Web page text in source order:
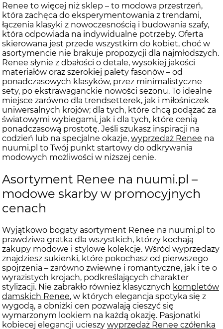
Renee to więcej niż sklep – to modowa przestrzeń,
która zachęca do eksperymentowania z trendami,
łączenia klasyki z nowoczesnością i budowania szafy,
która odpowiada na indywidualne potrzeby. Oferta
skierowana jest przede wszystkim do kobiet, choć w
asortymencie nie brakuje propozycji dla najmłodszych.
Renee słynie z dbałości o detale, wysokiej jakości
materiałów oraz szerokiej palety fasonów – od
ponadczasowych klasyków, przez minimalistyczne
sety, po ekstrawaganckie nowości sezonu. To idealne
miejsce zarówno dla trendsetterek, jak i miłośniczek
uniwersalnych krojów; dla tych, które chcą podążać za
światowymi wybiegami, jak i dla tych, które cenią
ponadczasową prostotę. Jeśli szukasz inspiracji na
codzień lub na specjalne okazje, wyprzedaż Renee na
nuumi.pl to Twój punkt startowy do odkrywania
modowych możliwości w niższej cenie.
Asortyment Renee na nuumi.pl –
modowe skarby w promocyjnych
cenach
Wyjątkowo bogaty asortyment Renee na nuumi.pl to
prawdziwa gratka dla wszystkich, którzy kochają
zakupy modowe i stylowe kolekcje. Wśród wyprzedaży
znajdziesz sukienki, które pokochasz od pierwszego
spojrzenia – zarówno zwiewne i romantyczne, jak i te o
wyrazistych krojach, podkreślających charakter
stylizacji. Nie zabrakło również klasycznych kompletów
damskich Renee, w których elegancja spotyka się z
wygodą, a obniżki cen pozwalają cieszyć się
wymarzonym lookiem na każdą okazję. Pasjonatki
kobiecej elegancji ucieszy wyprzedaż Renee czółenka